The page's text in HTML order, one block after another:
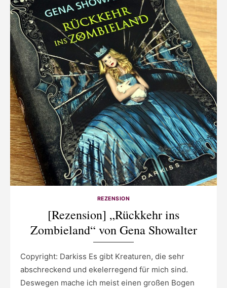
REZENSION
[Rezension] „Rückkehr ins
Zombieland“ von Gena Showalter
Copyright: Darkiss Es gibt Kreaturen, die sehr
abschreckend und ekelerregend für mich sind.
Deswegen mache ich meist einen großen Bogen